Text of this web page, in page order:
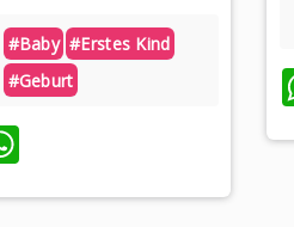
#baby #erstes Kind
#geburt
WhatsApp